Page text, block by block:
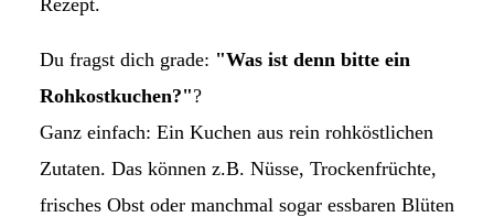
Du fragst dich grade: "Was ist denn bitte ein
Rohkostkuchen?"?
Ganz einfach: Ein Kuchen aus rein rohköstlichen
Zutaten. Das können z.B. Nüsse, Trockenfrüchte,
frisches Obst oder manchmal sogar essbaren Blüten